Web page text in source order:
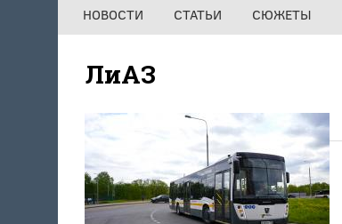
НОВОСТИ СТАТЬИ СЮЖЕТЫ
ЛиАЗ